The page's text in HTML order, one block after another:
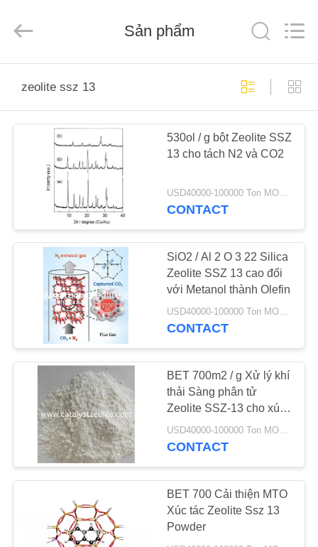
CHỦ
PHẨM
VỀ
CHÚNG
THAM
QUAN
NHÀ
KIỂM
SOÁT
CHẤT
LƯỢNG
CO.,LTD.
Sản phẩm
zeolite ssz 13
530ol / g bột Zeolite SSZ
13 cho tách N2 và CO2
USD40000-100000 Ton MOQ:1 kg
CONTACT
SiO2 / Al 2 O 3 22 Silica
Zeolite SSZ 13 cao đối
với Metanol thành Olefin
USD40000-100000 Ton MOQ:1 kg
CONTACT
BET 700m2 / g Xử lý khí
thải Sàng phân tử
Zeolite SSZ-13 cho xúc
tác khử oxy xúc tác scr
USD40000-100000 Ton MOQ:1 kg
CONTACT
BET 700 Cải thiện MTO
Xúc tác Zeolite Ssz 13
Powder